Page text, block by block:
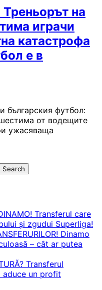
Треньорът на
играчи
катастрофа
е в
българския футбол:
от водещите
ужасяваща
Search
Transferul care
și zgudui Superliga!
Dinamo
– cât ar putea
Transferul
aduce un profit